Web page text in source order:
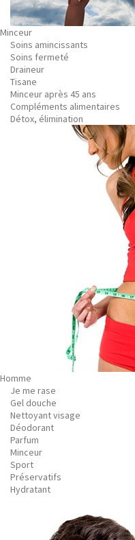
Minceur
Soins amincissants
Soins fermeté
Draineur
Tisane
Minceur après 45 ans
Compléments alimentaires
Détox, élimination
Homme
Je me rase
Gel douche
Nettoyant visage
Déodorant
Parfum
Minceur
Sport
Préservatifs
Hydratant